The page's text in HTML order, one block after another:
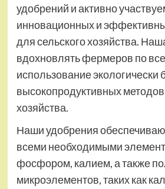
удобрений и активно
инновационных и
для сельского хозяйства.
вдохновлять фермеров по
использование экологически
высокопродуктивных
хозяйства.
Наши удобрения
всеми необходимыми
фосфором, калием, а также
микроэлементов, таких как